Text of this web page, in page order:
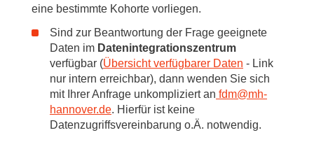
eine bestimmte Kohorte vorliegen.
Sind zur Beantwortung der Frage geeignete
Daten im Datenintegrationszentrum
verfügbar (Übersicht verfügbarer Daten - Link
nur intern erreichbar), dann wenden Sie sich
mit Ihrer Anfrage unkompliziert an fdm@mh-
hannover.de. Hierfür ist keine
Datenzugriffsvereinbarung o.Ä. notwendig.